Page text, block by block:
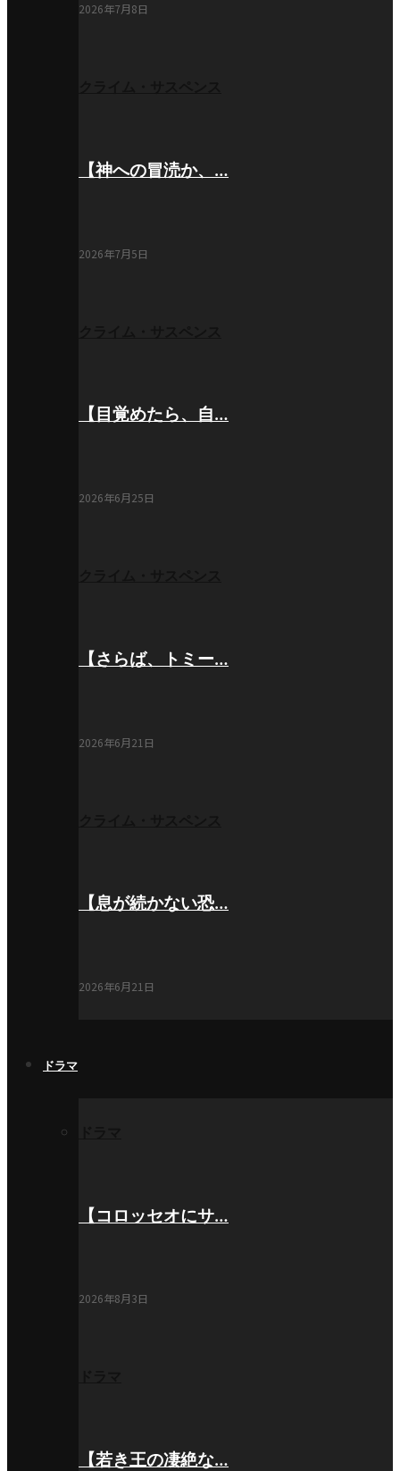
2026年7月8日
【神への冒涜か、…
2026年7月5日
【目覚めたら、自…
2026年6月25日
【さらば、トミー…
2026年6月21日
【息が続かない恐…
2026年6月21日
ドラマ
【コロッセオにサ…
2026年8月3日
【若き王の凄絶な…